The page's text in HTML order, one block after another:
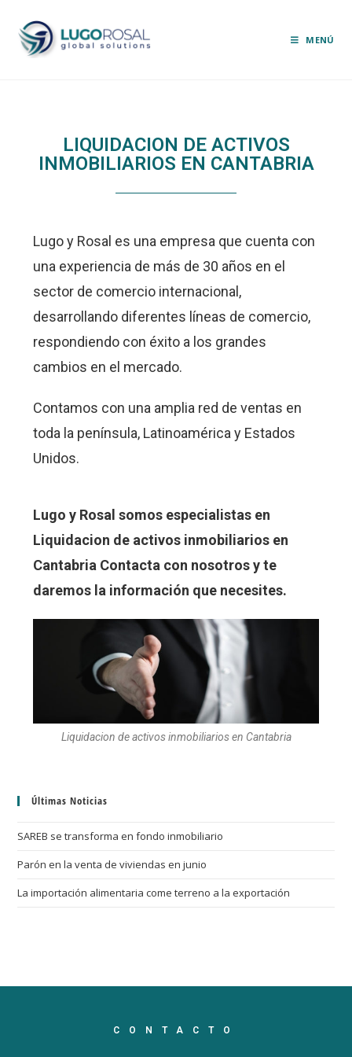
MENÚ
LIQUIDACION DE ACTIVOS
INMOBILIARIOS EN CANTABRIA
Lugo y Rosal es una empresa que cuenta con
una experiencia de más de 30 años en el
sector de comercio internacional,
desarrollando diferentes líneas de comercio,
respondiendo con éxito a los grandes
cambios en el mercado.
Contamos con una amplia red de ventas en
toda la península, Latinoamérica y Estados
Unidos.
Lugo y Rosal somos especialistas en
Liquidacion de activos inmobiliarios en
Cantabria Contacta con nosotros y te
daremos la información que necesites.
Liquidacion de activos inmobiliarios en Cantabria
Últimas Noticias
SAREB se transforma en fondo inmobiliario
Parón en la venta de viviendas en junio
La importación alimentaria come terreno a la exportación
CONTACTO